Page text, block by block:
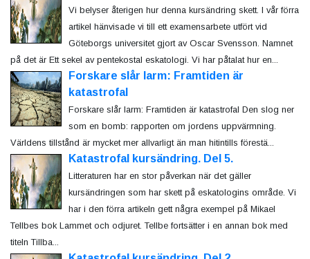
Vi belyser återigen hur denna kursändring skett. I vår förra
artikel hänvisade vi till ett examensarbete utfört vid
Göteborgs universitet gjort av Oscar Svensson. Namnet
på det är Ett sekel av pentekostal eskatologi. Vi har påtalat hur en...
Forskare slår larm: Framtiden är
katastrofal
Forskare slår larm: Framtiden är katastrofal Den slog ner
som en bomb: rapporten om jordens uppvärmning.
Världens tillstånd är mycket mer allvarligt än man hitintills förestä...
Katastrofal kursändring. Del 5.
Litteraturen har en stor påverkan när det gäller
kursändringen som har skett på eskatologins område. Vi
har i den förra artikeln gett några exempel på Mikael
Tellbes bok Lammet och odjuret. Tellbe fortsätter i en annan bok med
titeln Tillba...